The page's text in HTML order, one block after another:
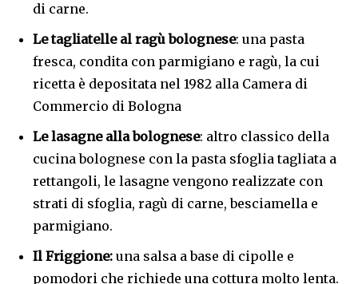
di carne.
Le tagliatelle al ragù bolognese: una pasta
fresca, condita con parmigiano e ragù, la cui
ricetta è depositata nel 1982 alla Camera di
Commercio di Bologna
Le lasagne alla bolognese: altro classico della
cucina bolognese con la pasta sfoglia tagliata a
rettangoli, le lasagne vengono realizzate con
strati di sfoglia, ragù di carne, besciamella e
parmigiano.
Il Friggione: una salsa a base di cipolle e
pomodori che richiede una cottura molto lenta.